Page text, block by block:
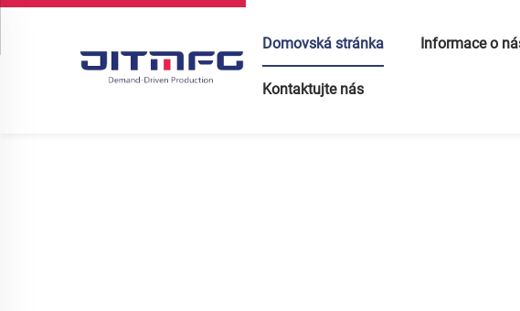
Domovská stránka Informace o
Kontaktujte nás